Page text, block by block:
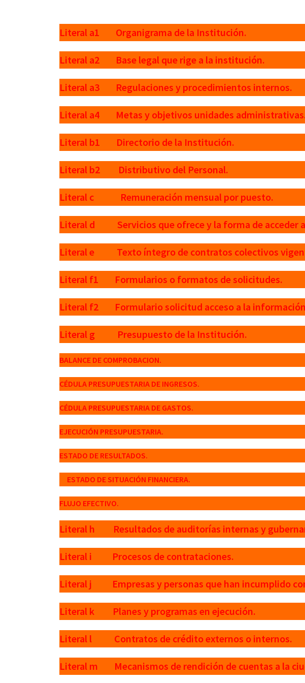
Literal a1 Organigrama de la Institución.
Literal a2 Base legal que rige a la institución.
Literal a3 Regulaciones y procedimientos internos.
Literal a4 Metas y objetivos unidades
Literal b1 Directorio de la Institución.
Literal b2 Distributivo del Personal.
Literal c Remuneración mensual por puesto.
Literal d Servicios que ofrece y la forma de acceder
Literal e Texto íntegro de contratos colectivos
Literal f1 Formularios o formatos de solicitudes.
Literal f2 Formulario solicitud acceso a la
Literal g Presupuesto de la Institución.
BALANCE DE COMPROBACION.
CÉDULA PRESUPUESTARIA DE INGRESOS.
CÉDULA PRESUPUESTARIA DE GASTOS.
EJECUCIÓN PRESUPUESTARIA.
ESTADO DE RESULTADOS.
ESTADO DE SITUACIÓN FINANCIERA.
FLUJO EFECTIVO.
Literal h Resultados de auditorías internas y
Literal i Procesos de contrataciones.
Literal j Empresas y personas que han incumplido
Literal k Planes y programas en ejecución.
Literal l Contratos de crédito externos o internos.
Literal m Mecanismos de rendición de cuentas a la